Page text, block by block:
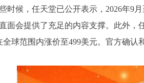
时候，任天堂已公开表示，2026年9
面会提供了充足的内容支撑。此外
全球范围内涨价至499美元。官方确认